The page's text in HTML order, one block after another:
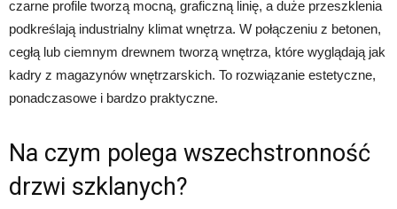
czarne profile tworzą mocną, graficzną linię, a duże przeszklenia
podkreślają industrialny klimat wnętrza. W połączeniu z betonen,
cegłą lub ciemnym drewnem tworzą wnętrza, które wyglądają jak
kadry z magazynów wnętrzarskich. To rozwiązanie estetyczne,
ponadczasowe i bardzo praktyczne.
Na czym polega wszechstronność
drzwi szklanych?